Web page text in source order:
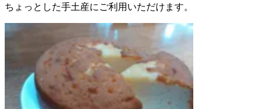
ちょっとした手土産にご利用いただけます。